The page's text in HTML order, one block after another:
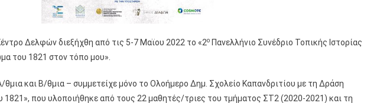
Δελφών διεξήχθη από τις 5-7 Μαϊου 2022 το «2ο Πανελλήνιο Συνέδριο Τοπικής Ιστορίας
του 1821 στον τόπο μου».
και Β/θμια – συμμετείχε μόνο το Ολοήμερο Δημ. Σχολείο Καπανδριτίου με τη Δράση
1821», που υλοποιήθηκε από τους 22 μαθητές/τριες του τμήματος ΣΤ2 (2020-2021) και τη